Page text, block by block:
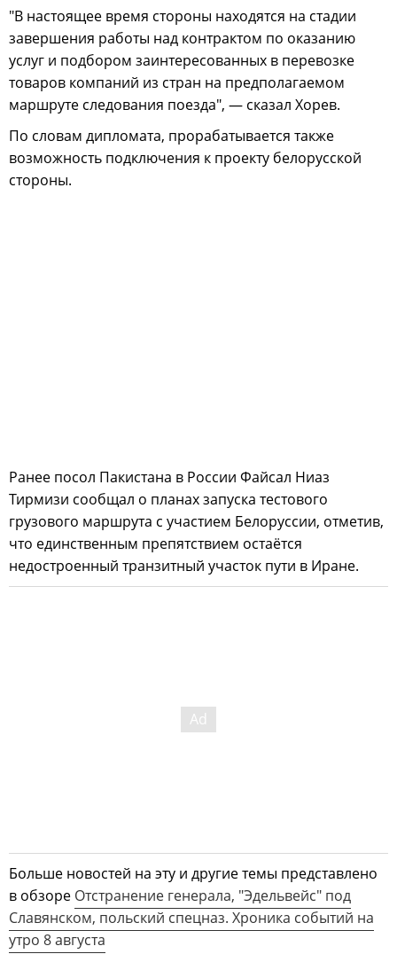
"В настоящее время стороны находятся на стадии
завершения работы над контрактом по оказанию
услуг и подбором заинтересованных в перевозке
товаров компаний из стран на предполагаемом
маршруте следования поезда", — сказал Хорев.
По словам дипломата, прорабатывается также
возможность подключения к проекту белорусской
стороны.
Ранее посол Пакистана в России Файсал Ниаз
Тирмизи сообщал о планах запуска тестового
грузового маршрута с участием Белоруссии, отметив,
что единственным препятствием остаётся
недостроенный транзитный участок пути в Иране.
Больше новостей на эту и другие темы представлено
в обзоре Отстранение генерала, "Эдельвейс" под
Славянском, польский спецназ. Хроника событий на
утро 8 августа